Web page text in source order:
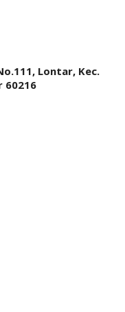
Lontar, Kec.
60216